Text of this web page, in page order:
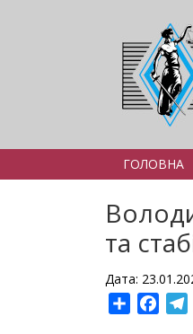
ГОЛОВНА
та
Дата:
Share